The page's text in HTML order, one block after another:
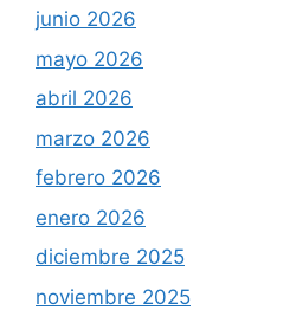
junio 2026
mayo 2026
abril 2026
marzo 2026
febrero 2026
enero 2026
diciembre 2025
noviembre 2025